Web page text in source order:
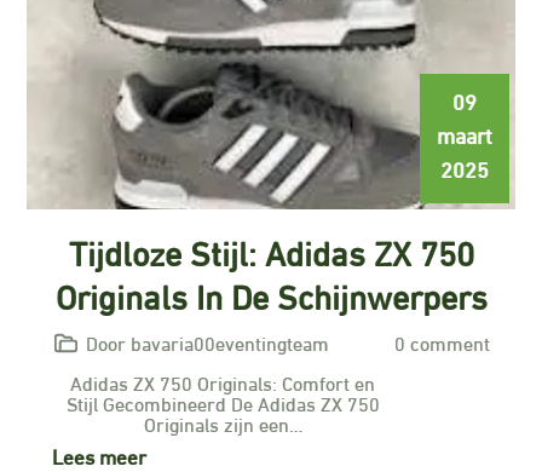
09
maart
2025
Tijdloze Stijl: Adidas ZX 750
Originals In De Schijnwerpers
Door bavaria00eventingteam
0 comment
Adidas ZX 750 Originals: Comfort en
Stijl Gecombineerd De Adidas ZX 750
Originals zijn een…
Lees meer